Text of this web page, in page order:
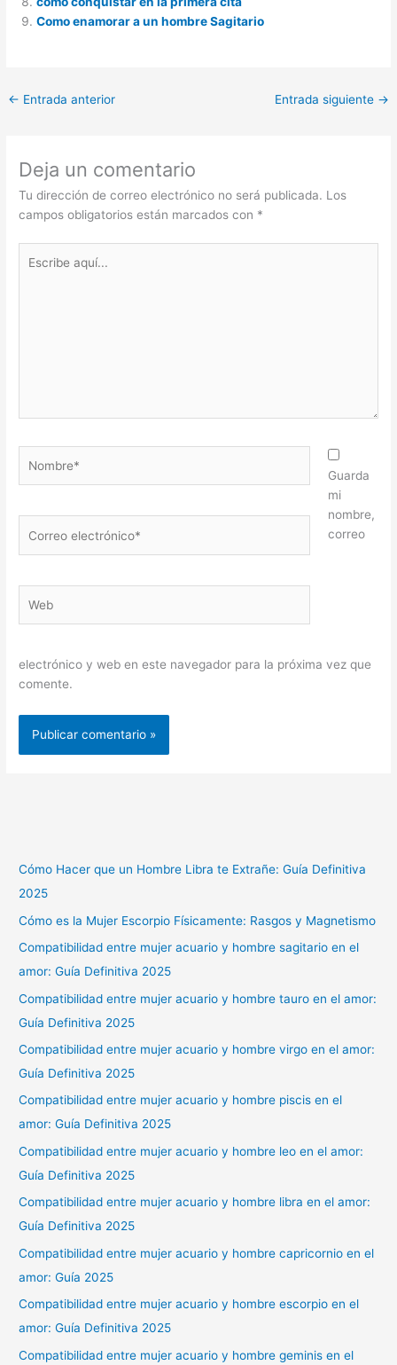
Como enamorar a un hombre Sagitario
← Entrada anterior Entrada siguiente →
Deja un comentario
Tu dirección de correo electrónico no será publicada. Los
campos obligatorios están marcados con *
aquí...
electrónico*
Guarda
mi
nombre,
correo
electrónico y web en este navegador para la próxima vez que
comente.
Cómo Hacer que un Hombre Libra te Extrañe: Guía Definitiva
2025
Cómo es la Mujer Escorpio Físicamente: Rasgos y Magnetismo
Compatibilidad entre mujer acuario y hombre sagitario en el
amor: Guía Definitiva 2025
Compatibilidad entre mujer acuario y hombre tauro en el amor:
Guía Definitiva 2025
Compatibilidad entre mujer acuario y hombre virgo en el amor:
Guía Definitiva 2025
Compatibilidad entre mujer acuario y hombre piscis en el
amor: Guía Definitiva 2025
Compatibilidad entre mujer acuario y hombre leo en el amor:
Guía Definitiva 2025
Compatibilidad entre mujer acuario y hombre libra en el amor:
Guía Definitiva 2025
Compatibilidad entre mujer acuario y hombre capricornio en el
amor: Guía 2025
Compatibilidad entre mujer acuario y hombre escorpio en el
amor: Guía Definitiva 2025
Compatibilidad entre mujer acuario y hombre geminis en el